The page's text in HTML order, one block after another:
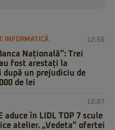
INFORMATICĂ 12:56
Națională”: Trei
fost arestați la
după un prejudiciu de
de lei
12:07
aduce în LIDL TOP 7 scule
atelier. „Vedeta” ofertei